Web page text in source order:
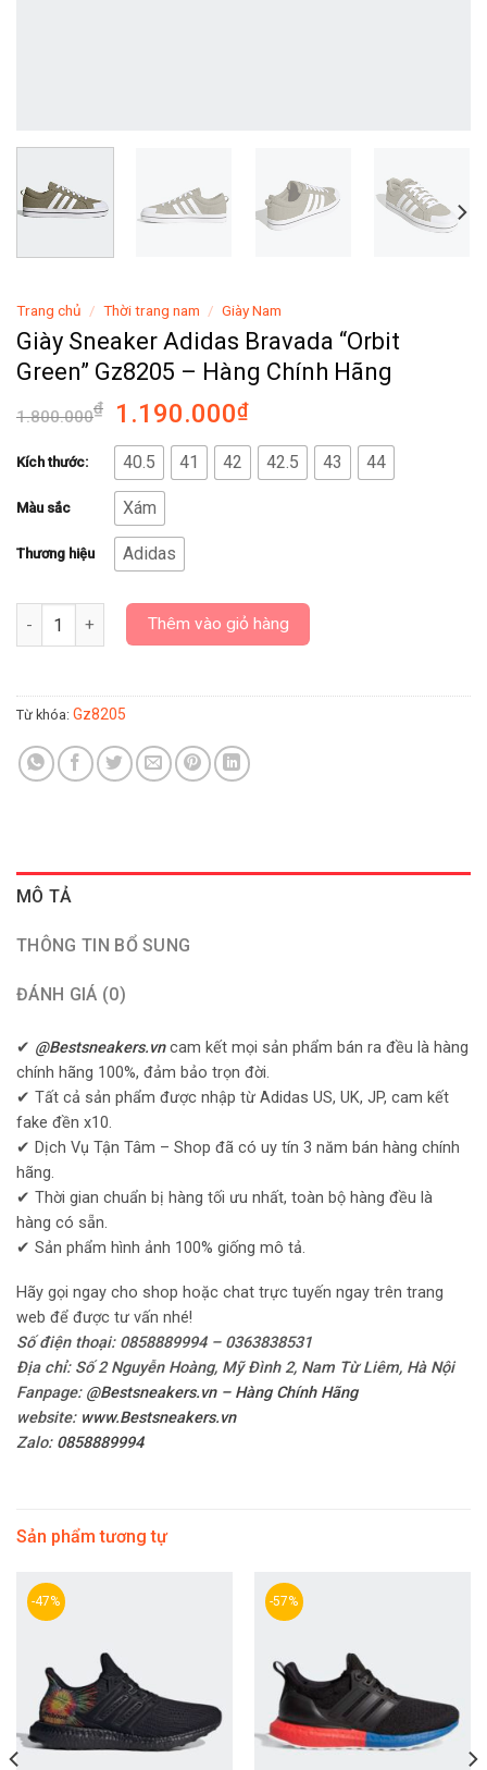
Trang chủ / Thời trang nam / Giày Nam
Giày Sneaker Adidas Bravada “Orbit
Green” Gz8205 – Hàng Chính Hãng
1.800.000₫ 1.190.000₫
Kích thước: 40.5 41 42 42.5 43 44
Màu sắc Xám
Thương hiệu Adidas
Giày Sneaker Adidas Bravada "Orbit Green" Gz8205 - Hàng
Thêm vào giỏ hàng
Từ khóa: Gz8205
MÔ TẢ
THÔNG TIN BỔ SUNG
ĐÁNH GIÁ (0)
✔ @Bestsneakers.vncam kết mọi sản phẩm bán ra đều là hàng
chính hãng 100%, đảm bảo trọn đời.
✔ Tất cả sản phẩm được nhập từ Adidas US, UK, JP, cam kết
fake đền x10.
✔ Dịch Vụ Tận Tâm – Shop đã có uy tín 3 năm bán hàng chính
hãng.
✔ Thời gian chuẩn bị hàng tối ưu nhất, toàn bộ hàng đều là
hàng có sẵn.
✔ Sản phẩm hình ảnh 100% giống mô tả.
Hãy gọi ngay cho shop hoặc chat trực tuyến ngay trên trang
web để được tư vấn nhé!
Số điện thoại: 0858889994 – 0363838531
Địa chỉ: Số 2 Nguyễn Hoàng, Mỹ Đình 2, Nam Từ Liêm, Hà Nội
Fanpage: @Bestsneakers.vn – Hàng Chính Hãng
website: www.Bestsneakers.vn
Zalo: 0858889994
Sản phẩm tương tự
-47% -57%